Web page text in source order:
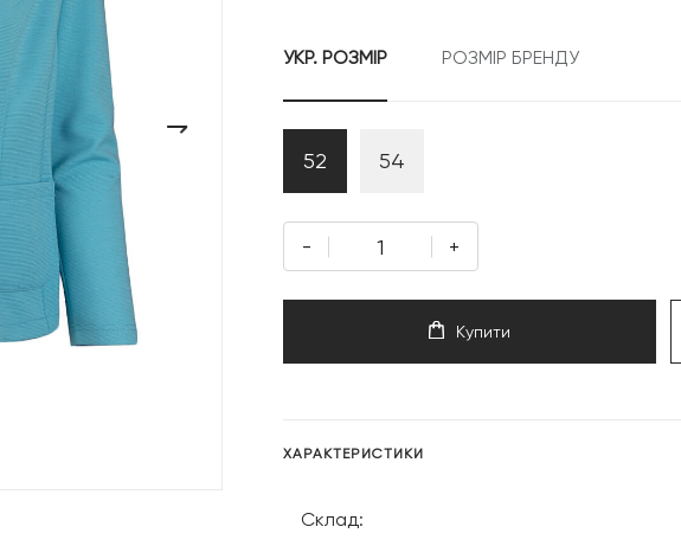
499 грн.
УКР. РОЗМІР РОЗМІР БРЕНДУ
52 54
- +
Купити
ХАРАКТЕРИСТИКИ
Склад: